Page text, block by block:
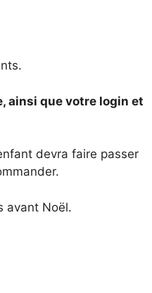
ainsi que votre login et
devra faire passer
avant Noël.